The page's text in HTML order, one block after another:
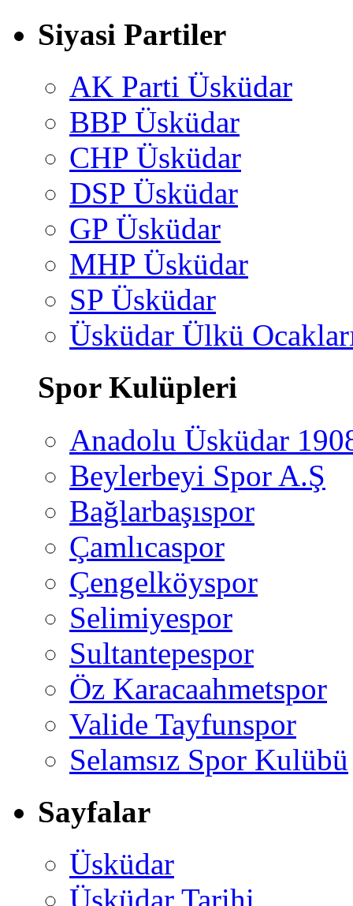
Siyasi Partiler
AK Parti Üsküdar
BBP Üsküdar
CHP Üsküdar
DSP Üsküdar
GP Üsküdar
MHP Üsküdar
SP Üsküdar
Üsküdar Ülkü
Spor Kulüpleri
Anadolu Üsküdar
Beylerbeyi Spor A.Ş
Bağlarbaşıspor
Çamlıcaspor
Çengelköyspor
Selimiyespor
Sultantepespor
Öz Karacaahmetspor
Valide Tayfunspor
Selamsız Spor Kulübü
Sayfalar
Üsküdar